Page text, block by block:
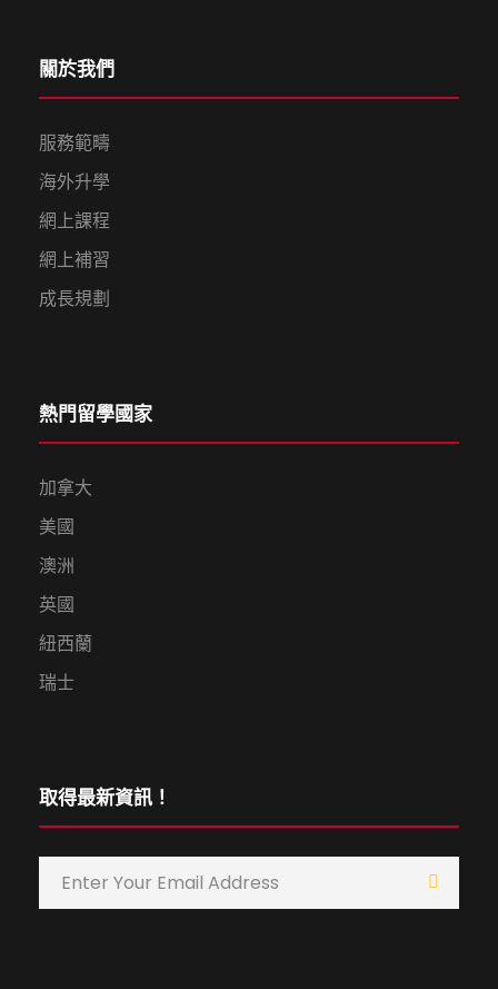
關於我們
服務範疇
海外升學
網上課程
網上補習
成長規劃
熱門留學國家
加拿大
美國
澳洲
英國
紐西蘭
瑞士
取得最新資訊！